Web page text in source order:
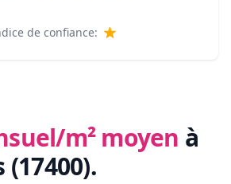
de confiance:
m² moyen à
(17400).